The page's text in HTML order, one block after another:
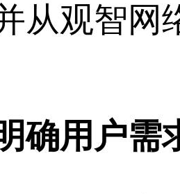
从观智网
确用户需